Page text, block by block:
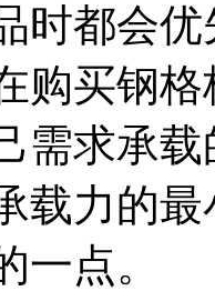
时都会
购买钢
需求承
载力的
一点。